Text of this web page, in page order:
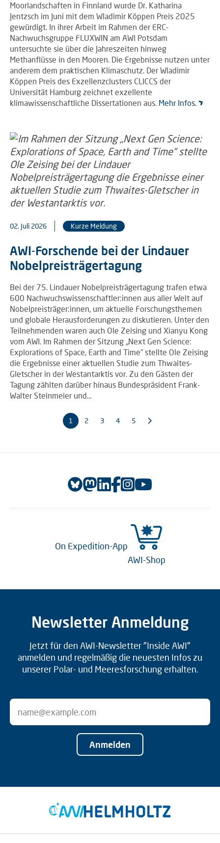
Moorlandschaften in Finnland wurde Dr. Katharina
Jentzsch im Juni mit dem Wladimir Köppen Preis 2025
gewürdigt. In ihrer Arbeit im Rahmen der ERC-
Nachwuchsgruppe FLUXWIN am AWI Potsdam
untersuchte sie über die Jahreszeiten hinweg
Methanflüsse in den Mooren. Die Ergebnisse nutzen unter
anderem dem praktischen Klimaschutz. Der Wladimir
Köppen Preis des Exzellenzclusters CLICCS der
Universität Hamburg zeichnet exzellente
klimawissenschaftliche Dissertationen aus. Mehr Infos.
02. Juli 2026 Kurze Meldung
AWI-Forschende bei der Lindauer
Nobelpreisträgertagung
Bei der 75. Lindauer Nobelpreisträgertagung trafen etwa
600 Nachwuchswissenschaftler:innen aus aller Welt auf
Nobelpreisträger:innen, um aktuelle Forschungsthemen
und globale Herausforderungen zu diskutieren. Unter den
Teilnehmenden waren auch Ole Zeising und Xianyu Kong
vom AWI. Im Rahmen der Sitzung „Next Gen Science:
Explorations of Space, Earth and Time“ stellte Ole Zeising
die Ergebnisse einer aktuellen Studie zum Thwaites-
Gletscher in der Westantarktis vor. Zu den Gästen der
Tagung zählten darüber hinaus Bundespräsident Frank-
Walter Steinmeier und…
1 2 3 4 5
On Expedition-App
AWI-Shop
Newsletter Anmeldung
Jetzt für den AWI-Newsletter "Inside AWI"
anmelden und regelmäßig die neuesten Infos zu
unserer Polar- und Meeresforschung erhalten.
Anmelden